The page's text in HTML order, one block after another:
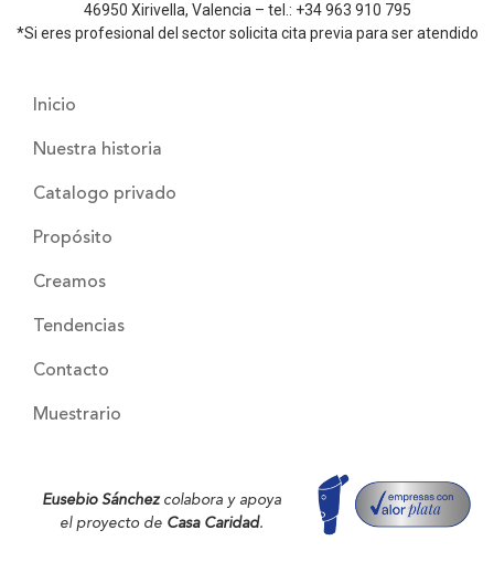
46950 Xirivella, Valencia – tel.: +34 963 910 795
*Si eres profesional del sector solicita cita previa para ser atendido
Inicio
Nuestra historia
Catalogo privado
Propósito
Creamos
Tendencias
Contacto
Muestrario
Eusebio Sánchezcolabora y apoya
el proyecto de Casa Caridad.